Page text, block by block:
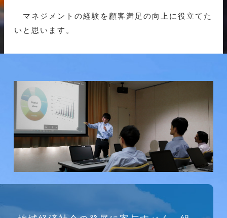
マネジメントの経験を顧客満足の向上に役立てた
いと思います。